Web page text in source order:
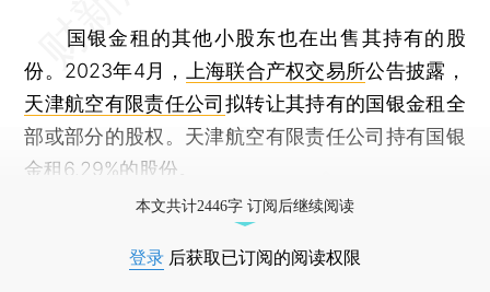
国银金租的其他小股东也在出售其持有的股
份。2023年4月，
上海联合产权交易所公告披露，
天津航空有限责任公司拟转让其持有的国银金租全
部或部分的股权。天津航空有限责任公司持有国银
金租6.29%的股份。
本文共计2446字 订阅后继续阅读
登录 后获取已订阅的阅读权限